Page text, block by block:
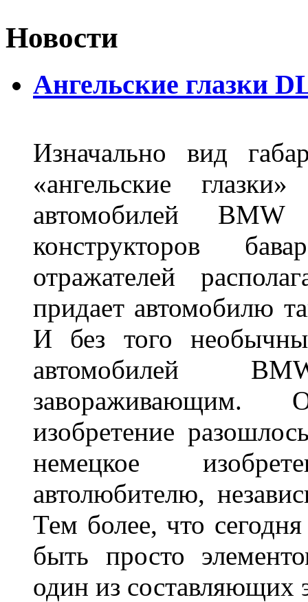
Новости
Ангельские глазки
Изначально вид
«ангельские
автомобилей
конструкторов
отражателей
придает автомобилю
И без того
автомобилей
завораживающим.
изобретение
немецкое
автолюбителю,
Тем более, что сегодня
быть просто
один из